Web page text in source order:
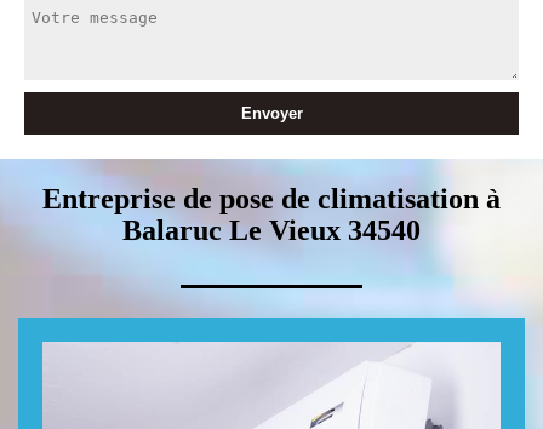
Entreprise de pose de climatisation à
Balaruc Le Vieux 34540